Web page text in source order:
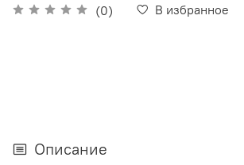
(0) В избранное
Описание